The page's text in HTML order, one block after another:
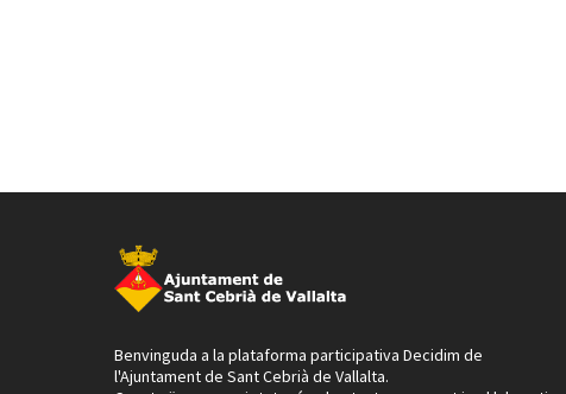
Benvinguda a la plataforma participativa Decidim de
l'Ajuntament de Sant Cebrià de Vallalta.